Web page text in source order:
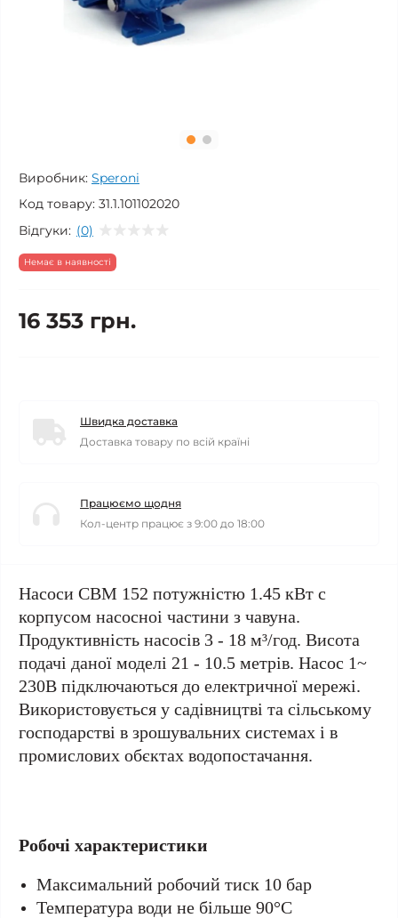
Виробник: Speroni
Код товару: 31.1.101102020
Відгуки: (0)
Немає в наявності
16 353 грн.
Швидка доставка
Доставка товару по всій країні
Працюємо щодня
Кол-центр працює з 9:00 до 18:00
Насоси CBM 152 потужністю 1.45 кВт с
корпусом насосноі частини з чавуна.
Продуктивність насосів 3 - 18 м³/год. Висота
подачі даної моделі 21 - 10.5 метрів. Насос 1~
230В підключаються до електричної мережі.
Використовується у садівництві та сільському
господарстві в зрошувальних системах і в
промислових обєктах водопостачання.
Робочі характеристики
Максимальний робочий тиск 10 бар
Температура води не більше 90°С